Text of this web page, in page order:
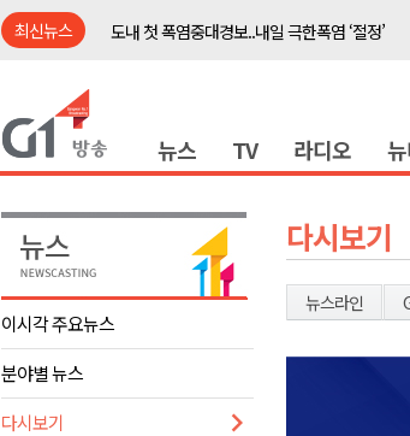
최신뉴스
도내 첫 폭염중대경보..내일 극한폭염 ‘절정’
횡성군, 광복절 맞아 태극기 나눔 행사
양구군, 원주환경청에 비점오염저감 사업 등 건의
<강원랜드> 관광객이 인구 3배..싱가포르 복합
<강원랜드> 마카오 카지노 "복합리조트로 진
도내 첫 폭염중대경보..내일 극한폭염 ‘절정’
뉴스 TV 라디오
이시각 주요뉴스
분야별 뉴스
다시보기
다시보기
뉴스라인